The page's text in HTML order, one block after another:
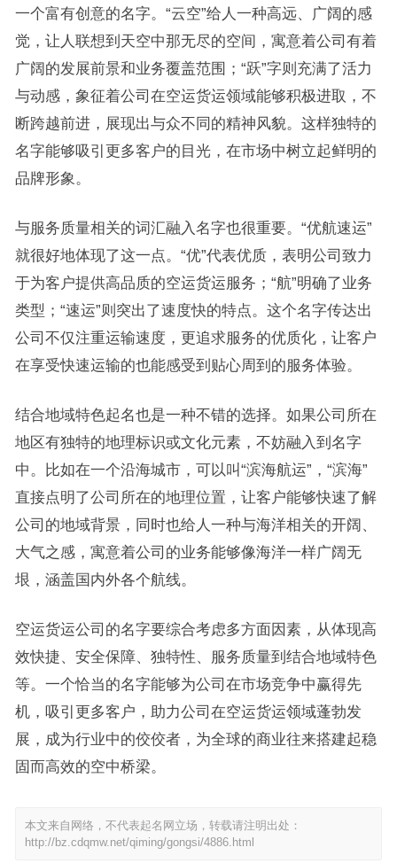
一个富有创意的名字。“云空”给人一种高远、广阔的感
觉，让人联想到天空中那无尽的空间，寓意着公司有着
广阔的发展前景和业务覆盖范围；“跃”字则充满了活力
与动感，象征着公司在空运货运领域能够积极进取，不
断跨越前进，展现出与众不同的精神风貌。这样独特的
名字能够吸引更多客户的目光，在市场中树立起鲜明的
品牌形象。
与服务质量相关的词汇融入名字也很重要。“优航速运”
就很好地体现了这一点。“优”代表优质，表明公司致力
于为客户提供高品质的空运货运服务；“航”明确了业务
类型；“速运”则突出了速度快的特点。这个名字传达出
公司不仅注重运输速度，更追求服务的优质化，让客户
在享受快速运输的也能感受到贴心周到的服务体验。
结合地域特色起名也是一种不错的选择。如果公司所在
地区有独特的地理标识或文化元素，不妨融入到名字
中。比如在一个沿海城市，可以叫“滨海航运”，“滨海”
直接点明了公司所在的地理位置，让客户能够快速了解
公司的地域背景，同时也给人一种与海洋相关的开阔、
大气之感，寓意着公司的业务能够像海洋一样广阔无
垠，涵盖国内外各个航线。
空运货运公司的名字要综合考虑多方面因素，从体现高
效快捷、安全保障、独特性、服务质量到结合地域特色
等。一个恰当的名字能够为公司在市场竞争中赢得先
机，吸引更多客户，助力公司在空运货运领域蓬勃发
展，成为行业中的佼佼者，为全球的商业往来搭建起稳
固而高效的空中桥梁。
本文来自网络，不代表起名网立场，转载请注明出处：
http://bz.cdqmw.net/qiming/gongsi/4886.html